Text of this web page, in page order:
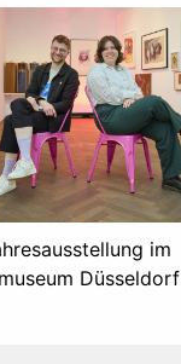
im
Düsseldorf